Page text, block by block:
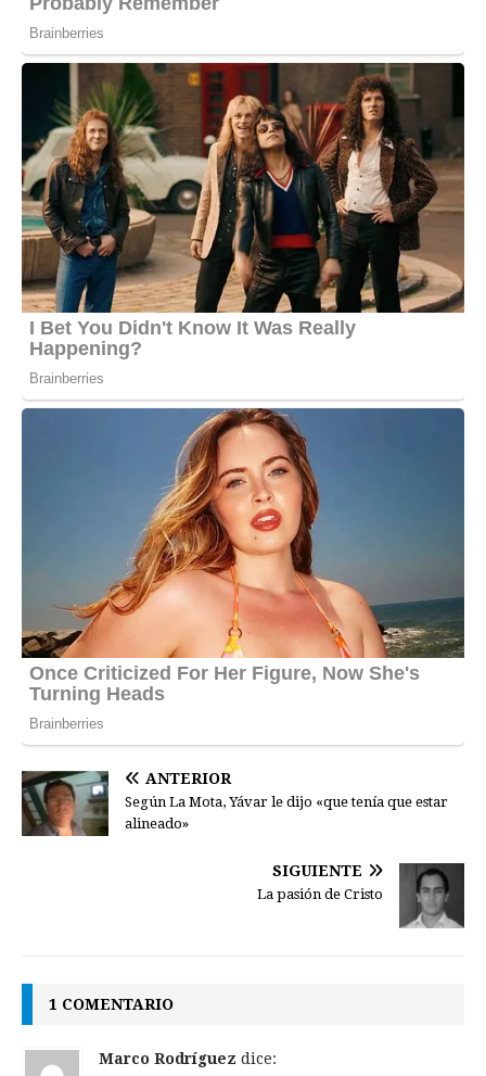
ANTERIOR
Según La Mota, Yávar le dijo «que tenía que estar
alineado»
SIGUIENTE
La pasión de Cristo
1 COMENTARIO
Marco Rodríguez dice: